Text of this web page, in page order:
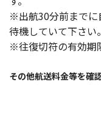
※出航30分前までに
待機していて下さい。
※往復切符の有効期
その他航送料金等を確